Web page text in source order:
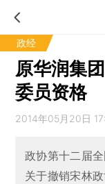
政经
原华润集
委员资格
2014年05月20日
政协第十二届
关于撤销宋林